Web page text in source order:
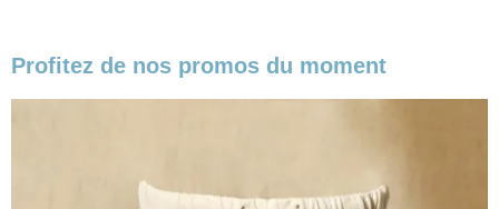
Profitez de nos promos du moment